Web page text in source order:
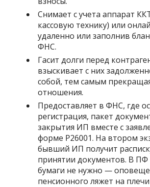
Снимает с учета аппарат
кассовую технику) или
удаленно или заполнив
ФНС.
Гасит долги перед
взыскивает с них
собой, тем самым
отношения.
Предоставляет в ФНС, где
регистрация, пакет
закрытия ИП вместе с
форме Р26001. На втором
бывший ИП получит
принятии документов. В ПФ
бумаги не нужно —
пенсионного ляжет на